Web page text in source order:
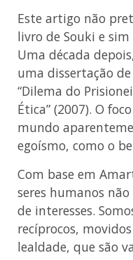
Este artigo não
livro de Souki e
Uma década
uma dissertação
“Dilema do
Ética” (2007). O
mundo
egoísmo, como o
Com base em
seres humanos
de interesses.
recíprocos,
lealdade, que são